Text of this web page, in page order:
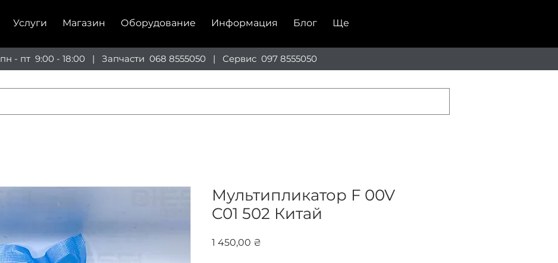
Услуги Магазин Оборудование Информация Блог Ще
пн - пт 9:00 - 18:00 | Запчасти 068 8555050| Сервис 097 8555050
Мультипликатор F 00V
C01 502 Китай
1 450,00 ₴